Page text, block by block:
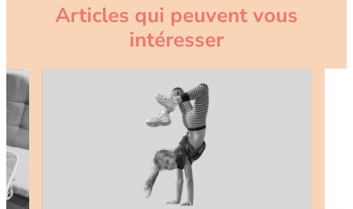
Articles qui peuvent vous
intéresser